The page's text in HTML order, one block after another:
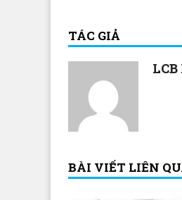
TÁC GIẢ
BÀI VIẾT LIÊN